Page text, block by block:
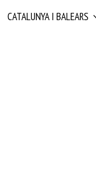
CATALUNYA I BALEARS